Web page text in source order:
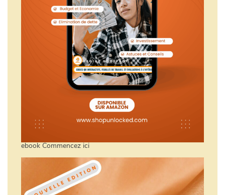
ebook Commencez ici